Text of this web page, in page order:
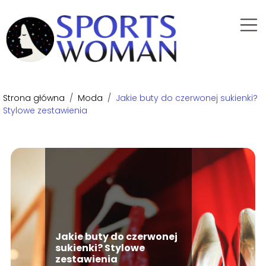
Strona główna / Moda / Jakie buty do czerwonej sukienki?
Stylowe zestawienia
Jakie buty do czerwonej
sukienki? Stylowe
zestawienia